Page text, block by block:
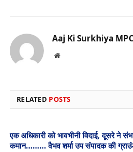
Aaj Ki Surkhiya
Website
RELATED POSTS
एक अधिकारी को भावभीनी विदाई, दूसरे ने
कमान……… वैभव शर्मा उप संपादक की ग्राउंड